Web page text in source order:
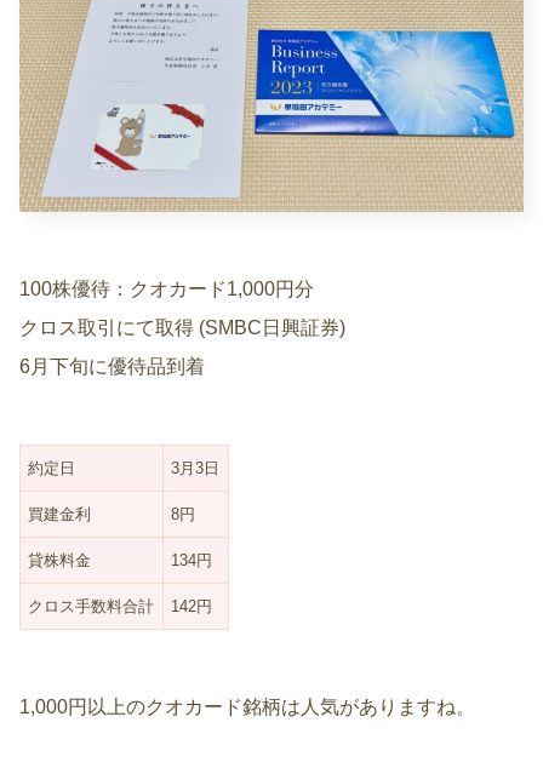
100株優待：クオカード1,000円分
クロス取引にて取得 (SMBC日興証券)
6月下旬に優待品到着
約定日 3月3日
買建金利 8円
貸株料金 134円
クロス手数料合計 142円
1,000円以上のクオカード銘柄は人気がありますね。